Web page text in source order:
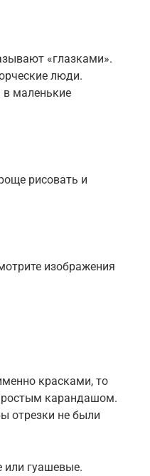
«глазками».
люди.
в маленькие
рисовать и
изображения
красками, то
карандашом.
отрезки не были
или гуашевые.